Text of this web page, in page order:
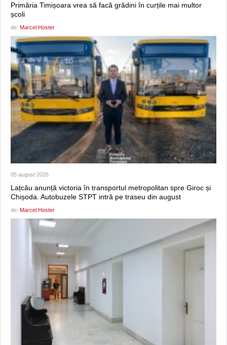
Primăria Timișoara vrea să facă grădini în curțile mai multor
școli
de: Marcel Hoster
05 august 2026
Lațcău anunță victoria în transportul metropolitan spre Giroc și
Chișoda. Autobuzele STPT intră pe traseu din august
de: Marcel Hoster